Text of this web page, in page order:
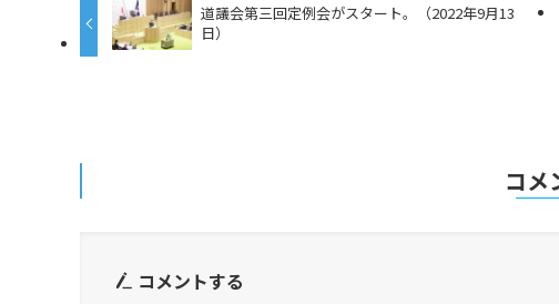
道議会第三回定例会がスタート。（2022年9月13
日）
コメ
コメントする